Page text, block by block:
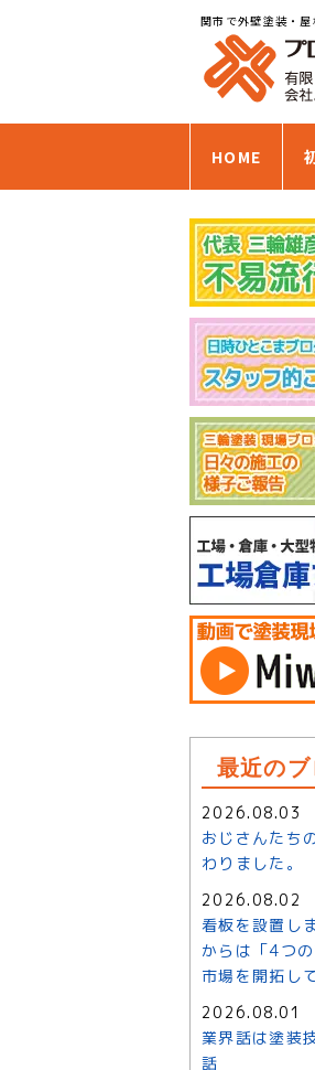
関市で外壁塗装・
HOME
最近の
2026.08.03
おじさんたち
わりました。
2026.08.02
看板を設置し
からは「4つ
市場を開拓し
2026.08.01
業界話は塗装
話